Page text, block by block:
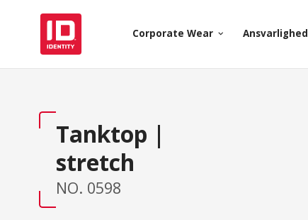
Corporate Wear keyboard_arrow_down Ansvarlighed
Tanktop |
stretch
NO. 0598